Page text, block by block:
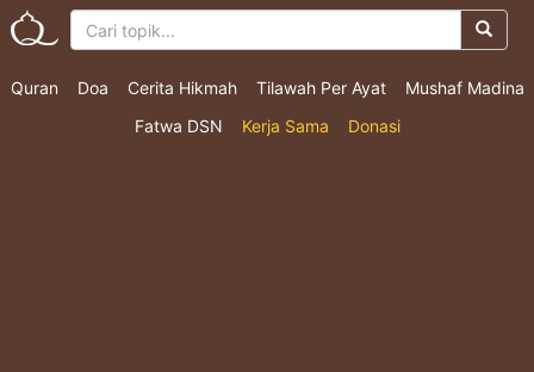
Quran Doa Cerita Hikmah Tilawah Per Ayat
Mushaf Madina
Fatwa DSN
Kerja Sama Donasi